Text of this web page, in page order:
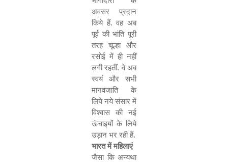
अवसर प्रदान
किये हैं. वह अब
पूर्व की भांति पूरी
तरह चूल्हा और
रसोई में ही नहीं
लगी रहतीं. वे अब
स्वयं और सभी
मानवजाति के
लिये नये संसार में
विश्वास की नई
ऊंचाइयों के लिये
उड़ान भर रही हैं.
भारत में महिलाएं
जैसा कि अन्यथा